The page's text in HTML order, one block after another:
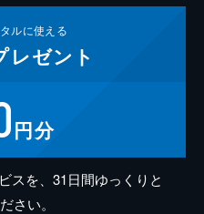
ルに使える
レゼント
円分
スを、31日間ゆっくりと
さい。